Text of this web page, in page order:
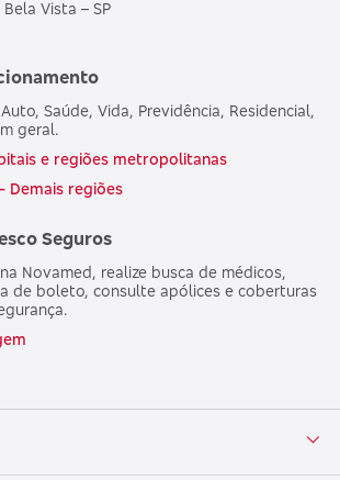
Vista – SP
Saúde, Vida, Previdência, Residencial,
geral.
e regiões metropolitanas
Demais regiões
Seguros
Novamed, realize busca de médicos,
de boleto, consulte apólices e coberturas